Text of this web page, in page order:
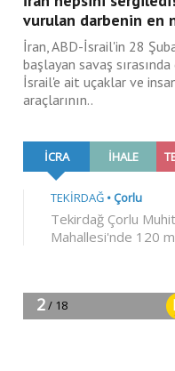
vurulan darbenin en
İran, ABD-İsrail'in 28
başlayan savaş
İsrail'e ait uçaklar ve
araçlarının..